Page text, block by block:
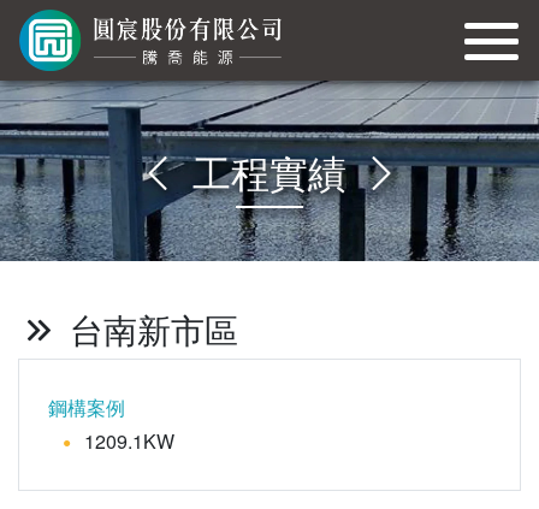
工程實績
台南新市區
鋼構案例
● 1209.1KW